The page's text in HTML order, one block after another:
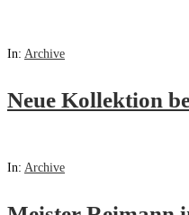
In: Archive
Neue Kollektion
In: Archive